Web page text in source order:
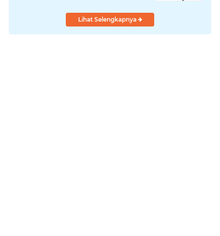
Lihat Selengkapnya